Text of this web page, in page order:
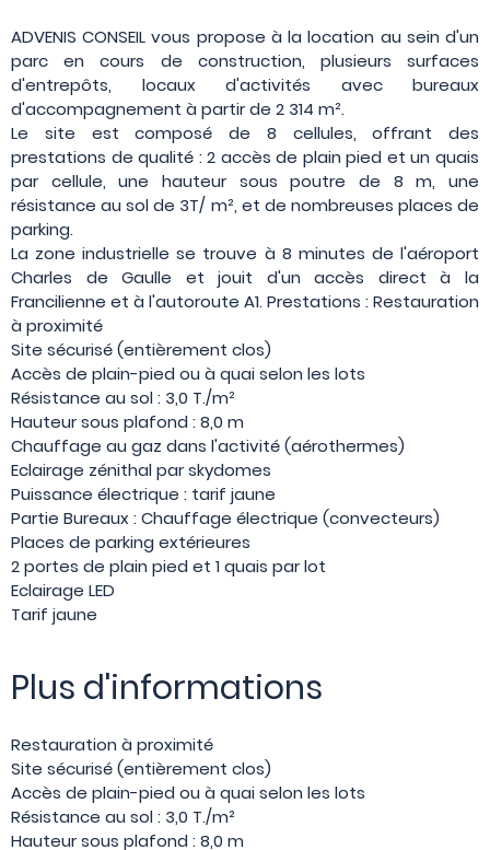
ADVENIS CONSEIL vous propose à la location au sein d'un
parc en cours de construction, plusieurs surfaces
d'entrepôts, locaux d'activités avec bureaux
d'accompagnement à partir de 2 314 m².
Le site est composé de 8 cellules, offrant des
prestations de qualité : 2 accès de plain pied et un quais
par cellule, une hauteur sous poutre de 8 m, une
résistance au sol de 3T/ m², et de nombreuses places de
parking.
La zone industrielle se trouve à 8 minutes de l'aéroport
Charles de Gaulle et jouit d'un accès direct à la
Francilienne et à l'autoroute A1. Prestations : Restauration
à proximité
Site sécurisé (entièrement clos)
Accès de plain-pied ou à quai selon les lots
Résistance au sol : 3,0 T./m²
Hauteur sous plafond : 8,0 m
Chauffage au gaz dans l'activité (aérothermes)
Eclairage zénithal par skydomes
Puissance électrique : tarif jaune
Partie Bureaux : Chauffage électrique (convecteurs)
Places de parking extérieures
2 portes de plain pied et 1 quais par lot
Eclairage LED
Tarif jaune
Plus d'informations
Restauration à proximité
Site sécurisé (entièrement clos)
Accès de plain-pied ou à quai selon les lots
Résistance au sol : 3,0 T./m²
Hauteur sous plafond : 8,0 m